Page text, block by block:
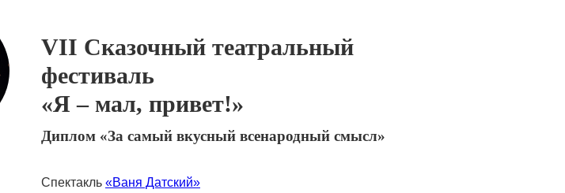
VII Сказочный театральный
фестиваль
«Я – мал, привет!»
Диплом «За самый вкусный всенародный смысл»
Спектакль «Ваня Датский»